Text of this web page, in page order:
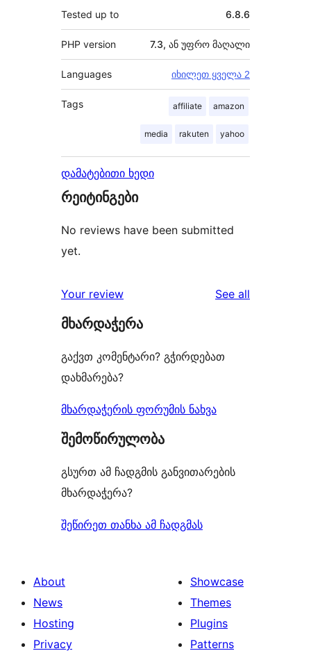
Tested up to 6.8.6
PHP version 7.3, ან უფრო მაღალი
Languages იხილეთ ყველა 2
Tags affiliate amazon
media rakuten yahoo
დამატებითი ხედი
რეიტინგები
No reviews have been submitted
yet.
Your review See all
მხარდაჭერა
გაქვთ კომენტარი? გჭირდებათ
დახმარება?
მხარდაჭერის ფორუმის ნახვა
შემოწირულობა
გსურთ ამ ჩადგმის განვითარების
მხარდაჭერა?
შეწირეთ თანხა ამ ჩადგმას
About
News
Hosting
Privacy
Showcase
Themes
Plugins
Patterns